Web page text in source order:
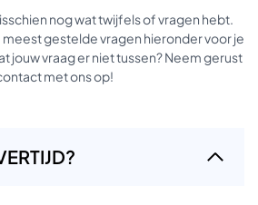
nog wat twijfels of vragen hebt.
gestelde vragen hieronder voor je
jouw vraag er niet tussen? Neem gerust
met ons op!